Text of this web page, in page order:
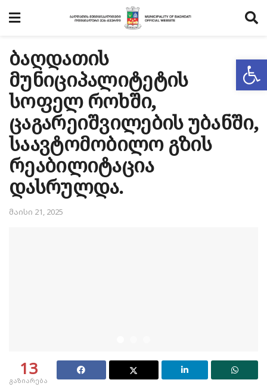
ბაღდათის
მუნიციპალიტეტის
სოფელ როხში,
ცაგარეიშვილების უბანში,
საავტომობილო გზის
რეაბილიტაცია
დასრულდა.
მაისი 21, 2025
13
გაზიარება